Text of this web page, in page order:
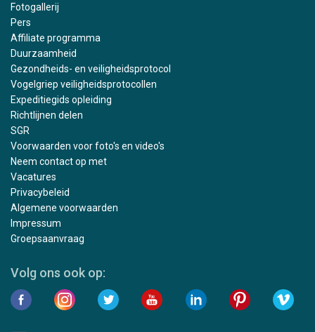
Fotogallerij
Pers
Affiliate programma
Duurzaamheid
Gezondheids- en veiligheidsprotocol
Vogelgriep veiligheidsprotocollen
Expeditiegids opleiding
Richtlijnen delen
SGR
Voorwaarden voor foto's en video's
Neem contact op met
Vacatures
Privacybeleid
Algemene voorwaarden
Impressum
Groepsaanvraag
Volg ons ook op: